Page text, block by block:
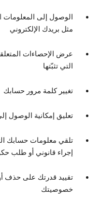
الوصول إلى المعلومات
مثل بريدك الإلكتروني
عرض الإحصاءات
التي تثبّتها
تغيير كلمة مرور حسابك
تعليق إمكانية الوصول
تلقي معلومات حسابك
إجراء قانوني أو طلب
تقييد قدرتك على حذف
خصوصيتك